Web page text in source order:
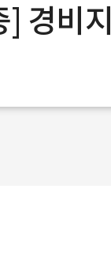
경비